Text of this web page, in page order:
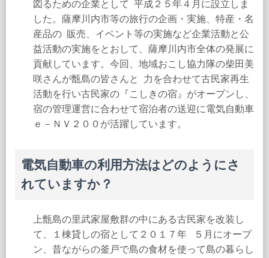
図るための企業として 平成２５年４月に設立しま
した。薩摩川内市等の旅行の企画・実施、特産・名
産品の 販売、イベント等の実施など企業活動と公
益活動の実施をとおして、薩摩川内市全体の発展に
貢献しています。今回、地域おこし協力隊の柴田美
咲さんが甑島の皆さんと 力を合わせて古民家再生
活動を行い古民家の『こしきの宿』がオープンし、
宿の管理運営に合わせて宿泊者の送迎に電気自動車
ｅ－ＮＶ２００が活躍しています。
電気自動車の利用方法はどのようにさ
れていますか？
上甑島の里武家屋敷群の中にある古民家を改装し
て、１棟貸しの宿として２０１７年 ５月にオープ
ン、昔ながらの釜戸で島の食材を使って島の暮らし